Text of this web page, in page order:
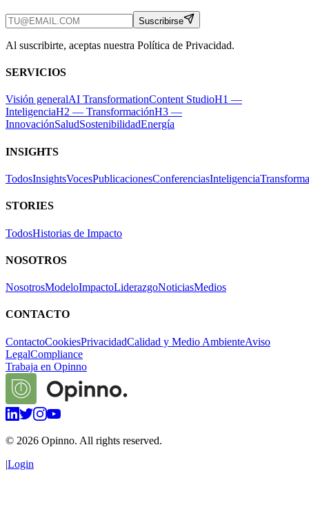
Suscribirse
Al suscribirte, aceptas nuestra Política de Privacidad.
SERVICIOS
Visión generalAI TransformationContent StudioH1 —
InteligenciaH2 — TransformaciónH3 —
InnovaciónSaludSostenibilidadEnergía
INSIGHTS
TodosInsightsVocesPublicacionesConferenciasInteligencia
STORIES
TodosHistorias de Impacto
NOSOTROS
NosotrosModeloImpactoLiderazgoNoticiasMedios
CONTACTO
ContactoCookiesPrivacidadCalidad y Medio AmbienteAviso
LegalCompliance
Trabaja en Opinno
© 2026 Opinno. All rights reserved.
|Login